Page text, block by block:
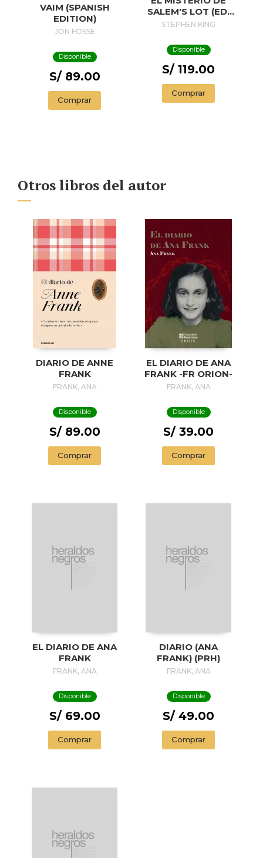
VAIM (SPANISH
EDITION)
JON FOSSE
Disponible
S/ 89.00
Comprar
SALEM'S LOT (ED.
50 ANIVERSARIO) /
STEPHEN KING
Disponible
S/ 119.00
Comprar
Otros libros del autor
DIARIO DE ANNE
FRANK
FRANK, ANA
Disponible
S/ 89.00
Comprar
EL DIARIO DE ANA
FRANK -FR ORION-
FRANK, ANA
Disponible
S/ 39.00
Comprar
EL DIARIO DE ANA
FRANK
FRANK, ANA
Disponible
S/ 69.00
Comprar
DIARIO (ANA
FRANK) (PRH)
FRANK, ANA
Disponible
S/ 49.00
Comprar